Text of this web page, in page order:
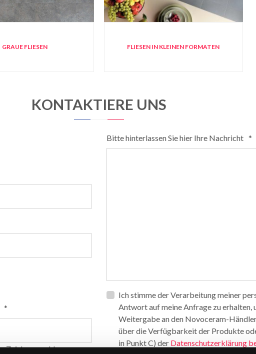
GRAUE FLIESEN FLIESEN IN KLEINEN FORMATEN
KONTAKTIERE UNS
*
Zeichenanzahl
Bitte hinterlassen Sie hier Ihre Nachricht *
Privacy *
Ich stimme der Verarbeitung meiner
Antwort auf meine Anfrage zu erhalten,
Weitergabe an den Novoceram-
über die Verfügbarkeit der Produkte
in Punkt C) der Datenschutzerklärung